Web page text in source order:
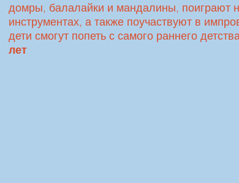
домры, балалайки и мандалины, поиграют
инструментах, а также поучаствуют в
дети смогут попеть с самого раннего
лет